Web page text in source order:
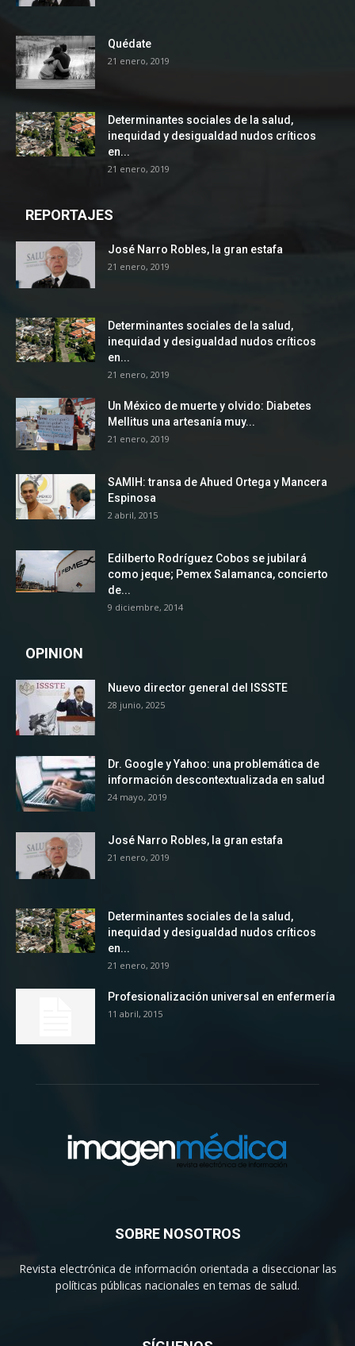
Quédate
21 enero, 2019
Determinantes sociales de la salud,
inequidad y desigualdad nudos críticos
en...
21 enero, 2019
REPORTAJES
José Narro Robles, la gran estafa
21 enero, 2019
Determinantes sociales de la salud,
inequidad y desigualdad nudos críticos
en...
21 enero, 2019
Un México de muerte y olvido: Diabetes
Mellitus una artesanía muy...
21 enero, 2019
SAMIH: transa de Ahued Ortega y Mancera
Espinosa
2 abril, 2015
Edilberto Rodríguez Cobos se jubilará
como jeque; Pemex Salamanca, concierto
de...
9 diciembre, 2014
OPINION
Nuevo director general del ISSSTE
28 junio, 2025
Dr. Google y Yahoo: una problemática de
información descontextualizada en salud
24 mayo, 2019
José Narro Robles, la gran estafa
21 enero, 2019
Determinantes sociales de la salud,
inequidad y desigualdad nudos críticos
en...
21 enero, 2019
Profesionalización universal en enfermería
11 abril, 2015
SOBRE NOSOTROS
Revista electrónica de información orientada a diseccionar las
políticas públicas nacionales en temas de salud.